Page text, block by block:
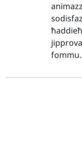
fommu.